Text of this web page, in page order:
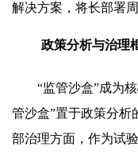
解决方案，将长部署
政策分析与治理
“监管沙盒”成为
管沙盒”置于政策分析
部治理方面，作为试